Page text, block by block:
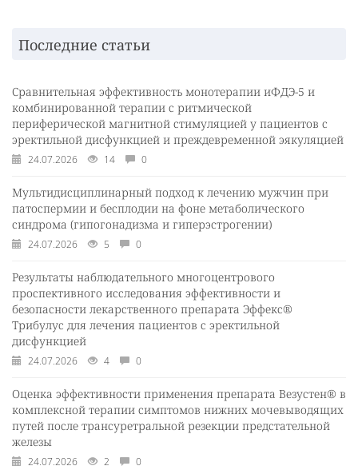
Последние статьи
Сравнительная эффективность монотерапии иФДЭ-5 и
комбинированной терапии с ритмической
периферической магнитной стимуляцией у пациентов с
эректильной дисфункцией и преждевременной эякуляцией
24.07.2026 14 0
Мультидисциплинарный подход к лечению мужчин при
патоспермии и бесплодии на фоне метаболического
синдрома (гипогонадизма и гиперэстрогении)
24.07.2026 5 0
Результаты наблюдательного многоцентрового
проспективного исследования эффективности и
безопасности лекарственного препарата Эффекс®
Трибулус для лечения пациентов с эректильной
дисфункцией
24.07.2026 4 0
Оценка эффективности применения препарата Везустен® в
комплексной терапии симптомов нижних мочевыводящих
путей после трансуретральной резекции предстательной
железы
24.07.2026 2 0